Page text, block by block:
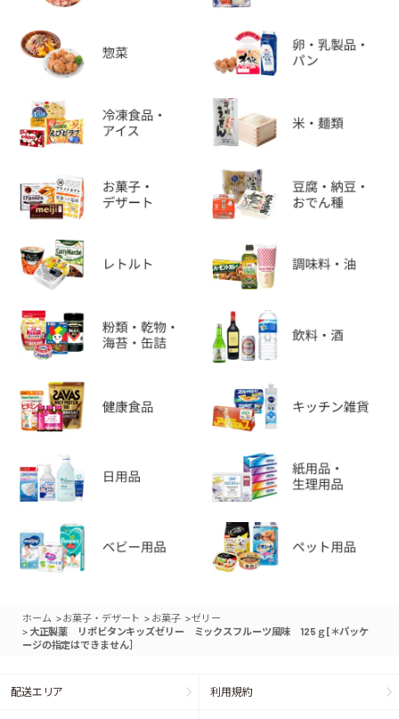
ホーム >お菓子・デザート > お菓子 >ゼリー
> 大正製薬 リポビタンキッズゼリー ミックスフルーツ風味 125ｇ[＊パッケ
ージの指定はできません］
配送エリア 利用規約